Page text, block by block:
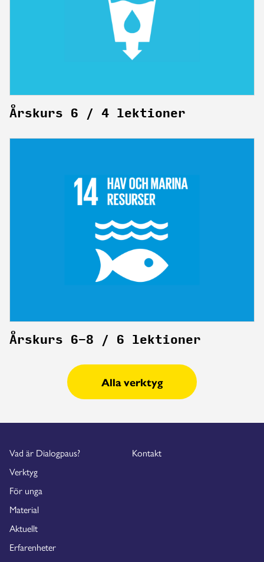
Årskurs 6 / 4 lektioner
Årskurs 6-8 / 6 lektioner
Alla verktyg
Vad är Dialogpaus?
Verktyg
För unga
Material
Aktuellt
Erfarenheter
Kontakt